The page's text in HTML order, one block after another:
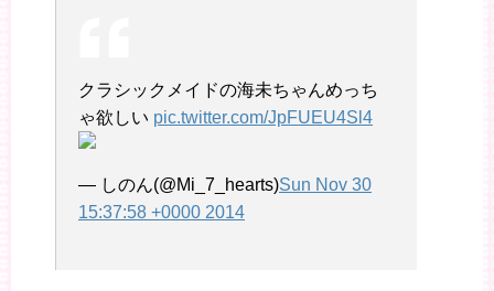
クラシックメイドの海未ちゃんめっち
ゃ欲しい pic.twitter.com/JpFUEU4Sl4
— しのん(@Mi_7_hearts)Sun Nov 30
15:37:58 +0000 2014